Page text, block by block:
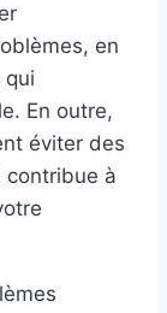
en
qui
En outre,
éviter des
contribue à